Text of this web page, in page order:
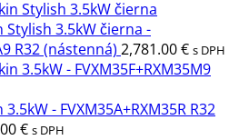
3.5kW čierna -
R32 (nástenná) 2,781.00€ s DPH
- FVXM35A+RXM35R R32
€ s DPH